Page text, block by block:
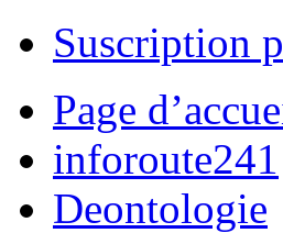
Suscription
Page
inforoute241
Deontologie